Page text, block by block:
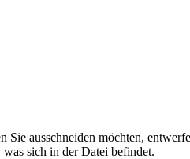
ausschneiden möchten,
sich in der Datei befindet.